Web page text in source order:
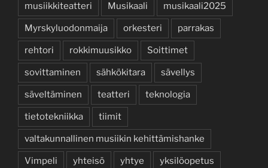
musiikkiteatteri Musikaali musikaali2025
Myrskyluodonmaija orkesteri parrakas
rehtori rokkimuusikko Soittimet
sovittaminen sähkökitara sävellys
säveltäminen teatteri teknologia
tietotekniikka tiimit
valtakunnallinen musiikin kehittämishanke
Vimpeli yhteisö yhtye yksilöopetus